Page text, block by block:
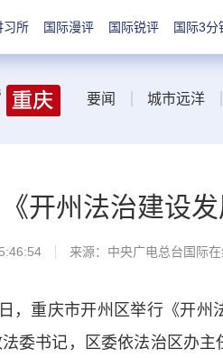
习所 国际漫评 国际锐评 国际3分
要闻 城市远洋
开州法治建设
来源：中央广电总台国际在
重庆市开州区举行《开州
委书记，区委依法治区办